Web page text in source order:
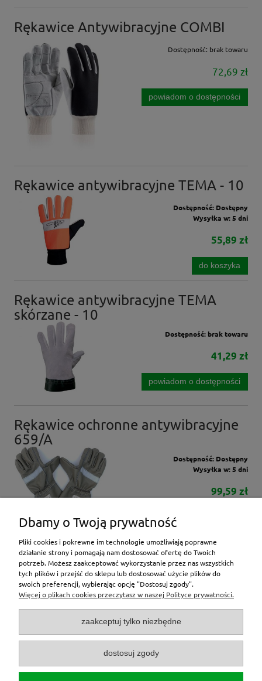
Rękawice Antywibracyjne COMBI
Dostępność: brak towaru
72,69 zł
powiadom o dostępności
Rękawice antywibracyjne TEMA - 10
Dostępność: Dostępny
Wysyłka w:5 dni
55,89 zł
do koszyka
Rękawice antywibracyjne TEMA
skórzane - 10
Dostępność: brak towaru
41,29 zł
powiadom o dostępności
Rękawice ochronne antywibracyjne
659/A
Dostępność: Dostępny
Wysyłka w:5 dni
99,59 zł
inne
Moje konto
O nas
Zamówienia
Dbamy o Twoją prywatność
Pliki cookies i pokrewne im technologie umożliwiają poprawne
działanie strony i pomagają nam dostosować ofertę do Twoich
potrzeb. Możesz zaakceptować wykorzystanie przez nas wszystkich
tych plików i przejść do sklepu lub dostosować użycie plików do
swoich preferencji, wybierając opcję "Dostosuj zgody".
Więcej o plikach cookies przeczytasz w naszej Polityce prywatności.
zaakceptuj tylko niezbędne
dostosuj zgody